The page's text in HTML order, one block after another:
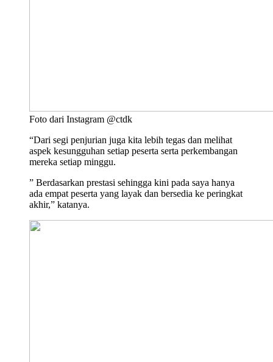
Foto dari Instagram @ctdk
“Dari segi penjurian juga kita lebih tegas dan melihat
aspek kesungguhan setiap peserta serta perkembangan
mereka setiap minggu.
” Berdasarkan prestasi sehingga kini pada saya hanya
ada empat peserta yang layak dan bersedia ke peringkat
akhir,” katanya.